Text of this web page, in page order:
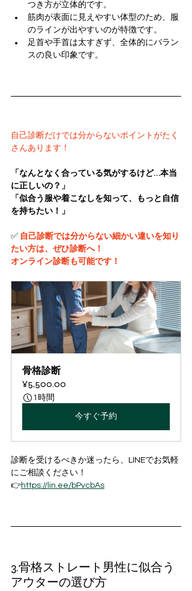
つき方が立体的です。
筋肉が表面に見えやすい体型のため、服
のラインが出やすいのが特徴です。
足首や手首は太すぎず、全体的にバラン
スの良い印象です。
自己診断だけでは分からないポイントがたく
さんあります！
「なんとなく合っている気がするけど…本当
に正しいの？」
「似合う服や着こなしを知って、もっと自信
を持ちたい！」
✅ 自己診断では分からない細かい違いを知り
たい方は、ぜひ診断へ！
オンライン診断も可能です！
骨格診断
¥5,500.00
1時間
今すぐ予約
診断を受けるべきか迷ったら、LINEでお気軽
にご相談ください！
👉https:// lin.ee/bPvcbAs
3.骨格ストレート男性に似合う
アウターの選び方